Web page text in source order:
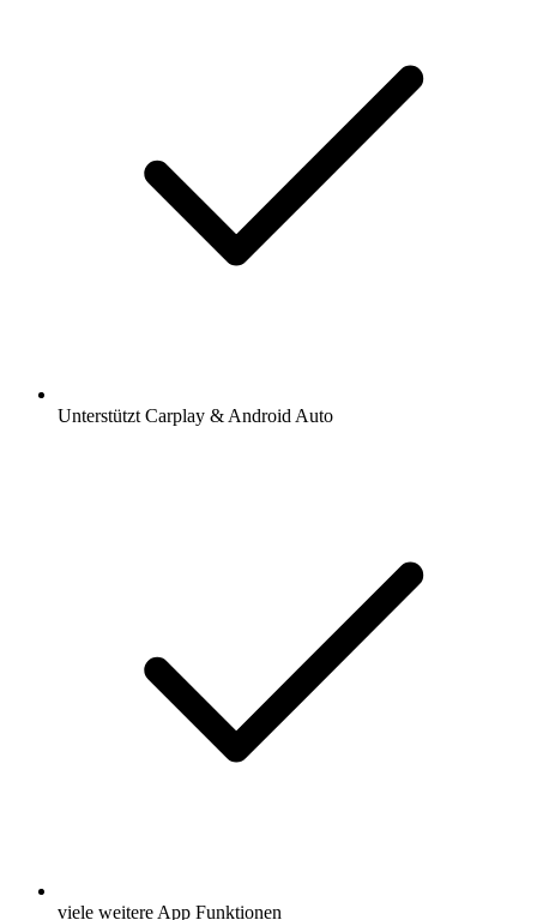
Unterstützt Carplay & Android Auto
viele weitere App Funktionen